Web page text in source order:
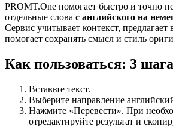
PROMT.One помогает быстро и точно
отдельные слова с английского на
Сервис учитывает контекст, предлагает
помогает сохранять смысл и стиль
Как пользоваться: 3
Вставьте текст.
Выберите направление
Нажмите «Перевести». При
отредактируйте результат и